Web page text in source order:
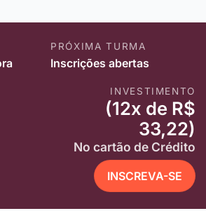
PRÓXIMA TURMA
Inscrições abertas
INVESTIMENTO
(12x de R$
33,22)
No cartão de Crédito
INSCREVA-SE